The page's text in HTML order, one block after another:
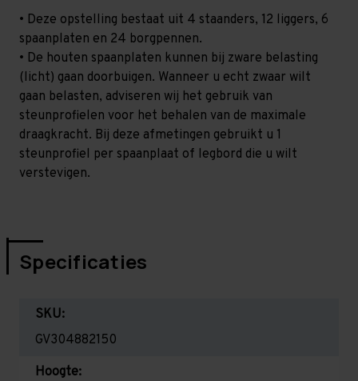
• Deze opstelling bestaat uit 4 staanders, 12 liggers, 6
spaanplaten en 24 borgpennen.
• De houten spaanplaten kunnen bij zware belasting
(licht) gaan doorbuigen. Wanneer u echt zwaar wilt
gaan belasten, adviseren wij het gebruik van
steunprofielen voor het behalen van de maximale
draagkracht. Bij deze afmetingen gebruikt u 1
steunprofiel per spaanplaat of legbord die u wilt
verstevigen.
Specificaties
SKU:
GV304882150
Hoogte: